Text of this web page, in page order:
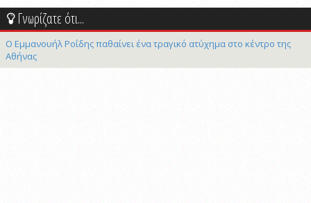
Γνωρίζατε ότι...
Ο Εμμανουήλ Ροΐδης παθαίνει ένα τραγικό ατύχημα στο κέντρο της
Αθήνας